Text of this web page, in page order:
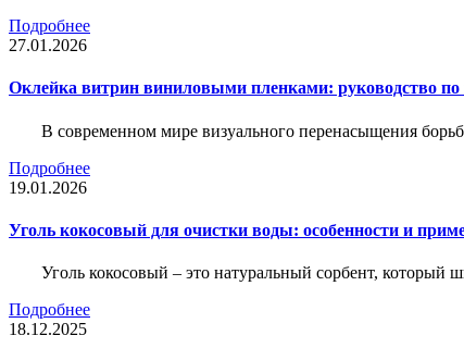
Подробнее
27.01.2026
Оклейка витрин виниловыми пленками: руководство по
В современном мире визуального перенасыщения
Подробнее
19.01.2026
Уголь кокосовый для очистки воды: особенности и
Уголь кокосовый – это натуральный сорбент, который
Подробнее
18.12.2025